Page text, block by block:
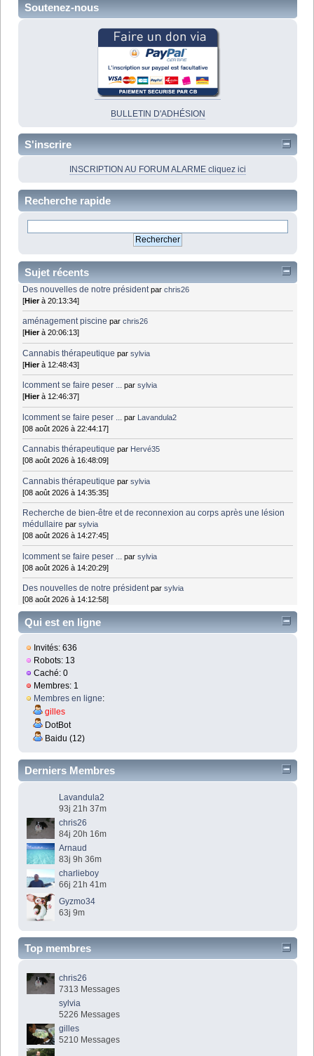
Soutenez-nous
BULLETIN D'ADHÉSION
S'inscrire
INSCRIPTION AU FORUM ALARME cliquez ici
Recherche rapide
Sujet récents
Des nouvelles de notre président parchris26
[Hierà 20:13:34]
aménagement piscine parchris26
[Hierà 20:06:13]
Cannabis thérapeutique parsylvia
[Hierà 12:48:43]
lcomment se faire peser ... parsylvia
[Hierà 12:46:37]
lcomment se faire peser ... par Lavandula2
[08 août 2026 à 22:44:17]
Cannabis thérapeutique par Hervé35
[08 août 2026 à 16:48:09]
Cannabis thérapeutique parsylvia
[08 août 2026 à 14:35:35]
Recherche de bien-être et de reconnexion au corps après une lésion
médullaire parsylvia
[08 août 2026 à 14:27:45]
lcomment se faire peser ... parsylvia
[08 août 2026 à 14:20:29]
Des nouvelles de notre président parsylvia
[08 août 2026 à 14:12:58]
Qui est en ligne
Invités: 636
Robots: 13
Caché: 0
Membres: 1
Membres en ligne:
gilles
DotBot
Baidu (12)
Derniers Membres
Lavandula2
93j 21h 37m
chris26
84j 20h 16m
Arnaud
83j 9h 36m
charlieboy
66j 21h 41m
Gyzmo34
63j 9m
Top membres
chris26
7313 Messages
sylvia
5226 Messages
gilles
5210 Messages